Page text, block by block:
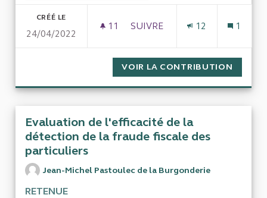
CRÉÉ LE
24/04/2022
11 11 ABONNÉS
SUIVRE
12 1
VOIR LA CONTRIBUTION
Evaluation de l'efficacité de la
détection de la fraude fiscale des
particuliers
Jean-Michel Pastoulec de la Burgonderie
RETENUE